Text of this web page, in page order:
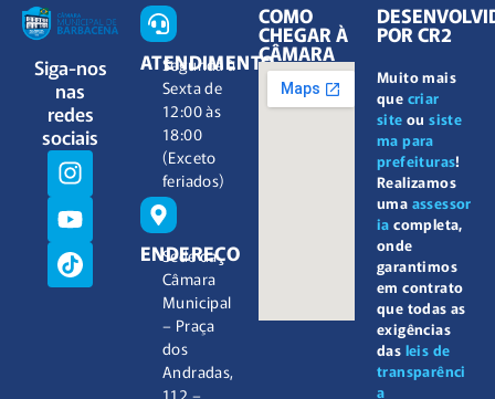
Siga-nos
nas
redes
sociais
ATENDIMENTO
Segunda à
Sexta de
12:00 às
18:00
(Exceto
feriados)
ENDEREÇO
Sede da
Câmara
Municipal
– Praça
dos
Andradas,
COMO
CHEGAR À
CÂMARA
Muito mais
que criar
site ousiste
ma para
prefeituras!
Realizamos
uma assessor
ia completa,
onde
garantimos
em contrato
que todas as
exigências
das leis de
transparênci
a
POR CR2